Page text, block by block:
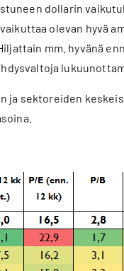
dollarin
olevan hyvä
mm. hyvänä
ja sektoreiden